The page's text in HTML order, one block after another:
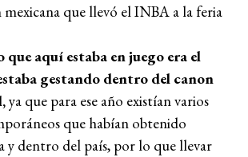
que llevó el INBA a la feria
aquí estaba en juego era el
gestando dentro del canon
ya que para ese año existían varios
que habían obtenido
y dentro del país, por lo que llevar